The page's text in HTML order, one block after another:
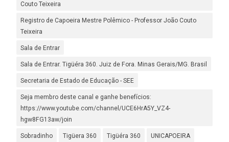
Couto Teixeira
Registro de Capoeira Mestre Polêmico - Professor João Couto
Teixeira
Sala de Entrar
Sala de Entrar. Tigüéra 360. Juiz de Fora. Minas Gerais/MG. Brasil
Secretaria de Estado de Educação - SEE
Seja membro deste canal e ganhe benefícios:
https://www.youtube.com/channel/UCE6HrA5Y_VZ4-
hgw8FG13aw/join
Sobradinho Tigüera 360 Tigüéra 360 UNICAPOEIRA